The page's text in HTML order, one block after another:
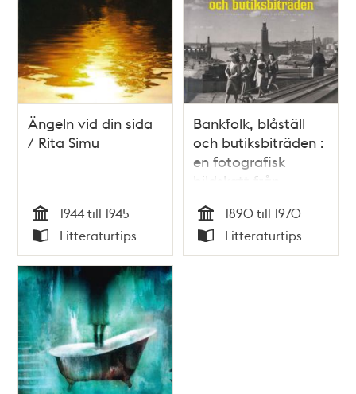
Ängeln vid din sida
/ Rita Simu
Tid
1944 till 1945
Typ
Litteraturtips
Bankfolk, blåställ
och butiksbiträden :
en fotografisk
bildskatt från
Stockholm 1890-
1970
Tid
1890 till 1970
Typ
Litteraturtips